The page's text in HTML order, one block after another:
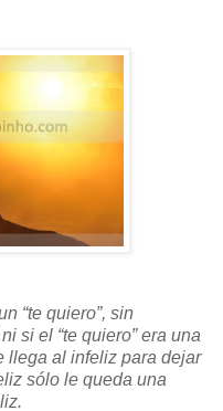
“te quiero”, sin
si el “te quiero” era una
llega al infeliz para dejar
sólo le queda una